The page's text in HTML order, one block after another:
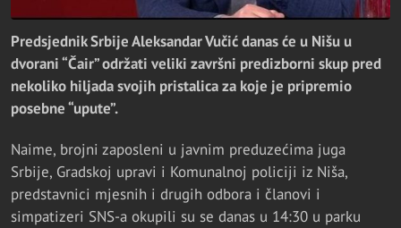
Predsjednik Srbije Aleksandar Vučić danas će u Nišu u
dvorani “Čair” održati veliki završni predizborni skup pred
nekoliko hiljada svojih pristalica za koje je pripremio
posebne “upute”.
Naime, brojni zaposleni u javnim preduzećima juga
Srbije, Gradskoj upravi i Komunalnoj policiji iz Niša,
predstavnici mjesnih i drugih odbora i članovi i
simpatizeri SNS-a okupili su se danas u 14:30 u parku